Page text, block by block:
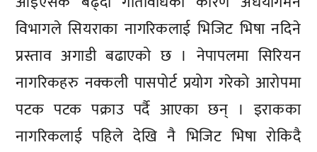
विभागले सियराका नागरिकलाई भिजिट भिषा नदिने
प्रस्ताव अगाडी बढाएको छ । नेपापलमा सिरियन
नागरिकहरु नक्कली पासपोर्ट प्रयोग गरेको आरोपमा
पटक पटक पक्राउ पर्दै आएका छन् । इराकका
नागरिकलाई पहिले देखि नै भिजिट भिषा रोकिदै